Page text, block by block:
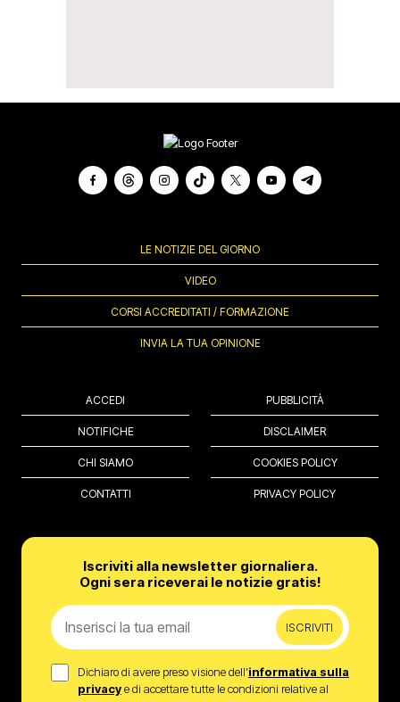
LE NOTIZIE DEL GIORNO
VIDEO
CORSI ACCREDITATI / FORMAZIONE
INVIA LA TUA OPINIONE
ACCEDI
NOTIFICHE
CHI SIAMO
CONTATTI
PUBBLICITÀ
DISCLAIMER
COOKIES POLICY
PRIVACY POLICY
Iscriviti alla newsletter giornaliera.
Ogni sera riceverai le notizie gratis!
ISCRIVITI
Dichiaro di avere preso visione dell’informativa sulla
privacye di accettare tutte le condizioni relative al